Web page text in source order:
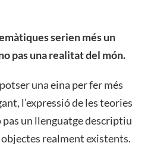
serien més un
pas una realitat del món.
una eina per fer més
l’expressió de les teories
un llenguatge descriptiu
realment existents.